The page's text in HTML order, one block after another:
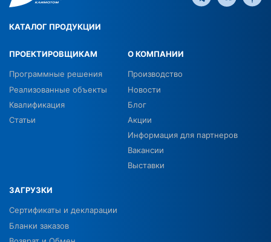
КАТАЛОГ ПРОДУКЦИИ
ПРОЕКТИРОВЩИКАМ
Программные решения
Реализованные объекты
Квалификация
Статьи
О КОМПАНИИ
Производство
Новости
Блог
Акции
Информация для партнеров
Вакансии
Выставки
ЗАГРУЗКИ
Сертификаты и декларации
Бланки заказов